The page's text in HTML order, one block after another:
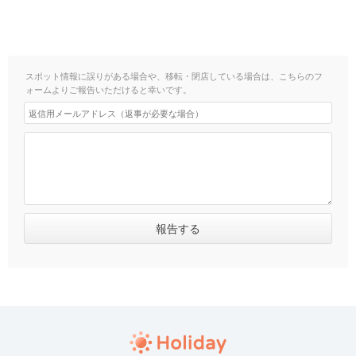
スポット情報に誤りがある場合や、移転・閉店している場合は、こちらのフ
ォームよりご報告いただけると幸いです。